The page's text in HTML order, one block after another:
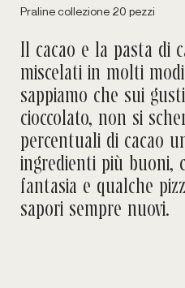
Praline collezione 20 pezzi
Il cacao e la pasta di
miscelati in molti
sappiamo che sui
cioccolato, non si
percentuali di cacao
ingredienti più buoni,
fantasia e qualche
sapori sempre nuovi.